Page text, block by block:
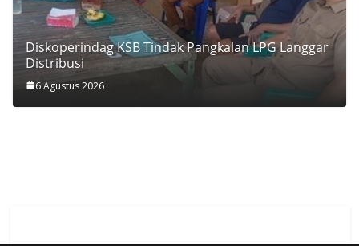
Diskoperindag KSB Tindak Pangkalan LPG Langgar
Distribusi
6 Agustus 2026